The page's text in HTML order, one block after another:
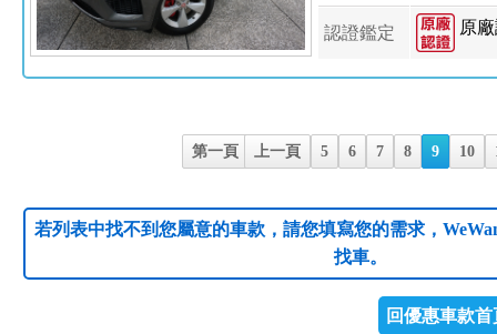
認證鑑定 原
第一頁 上一頁 5 6 7 8 9 10
若列表中找不到您屬意的車款，請您填寫您的需求，
找車。
回優惠車款首